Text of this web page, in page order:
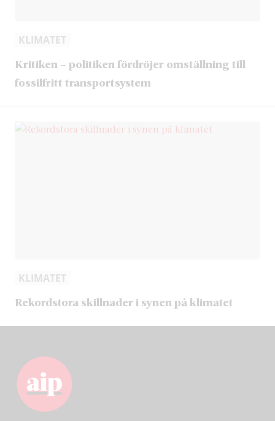
KLIMATET
Kritiken – politiken fördröjer omställning till
fossilfritt transportsystem
KLIMATET
Rekordstora skillnader i synen på klimatet